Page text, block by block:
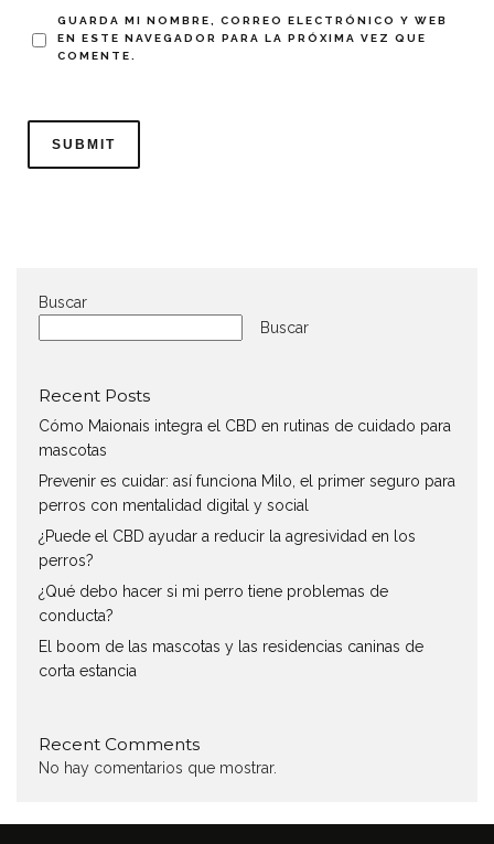
GUARDA MI NOMBRE, CORREO ELECTRÓNICO Y WEB
EN ESTE NAVEGADOR PARA LA PRÓXIMA VEZ QUE
COMENTE.
Buscar
Buscar
Recent Posts
Cómo Maionais integra el CBD en rutinas de cuidado para
mascotas
Prevenir es cuidar: así funciona Milo, el primer seguro para
perros con mentalidad digital y social
¿Puede el CBD ayudar a reducir la agresividad en los
perros?
¿Qué debo hacer si mi perro tiene problemas de
conducta?
El boom de las mascotas y las residencias caninas de
corta estancia
Recent Comments
No hay comentarios que mostrar.